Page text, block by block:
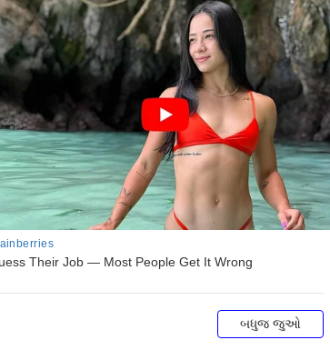
બધુજ જુઓ